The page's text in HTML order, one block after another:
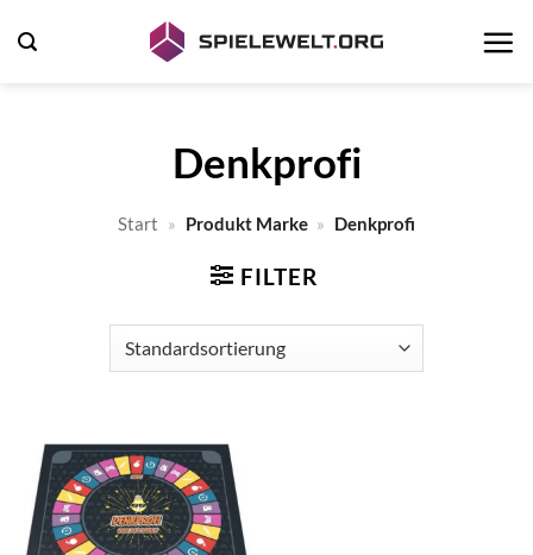
Inhalt
Denkprofi
Start » Produkt Marke » Denkprofi
FILTER